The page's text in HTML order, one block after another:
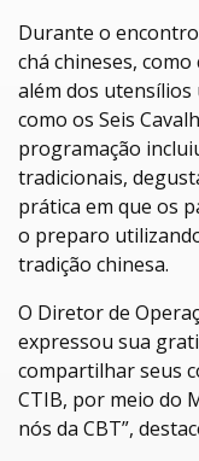
Durante o
chá chineses,
além dos
como os Seis
programação
tradicionais,
prática em que os
o preparo
tradição chinesa.
O Diretor de
expressou sua
compartilhar seus
CTIB, por meio do
nós da CBT”,